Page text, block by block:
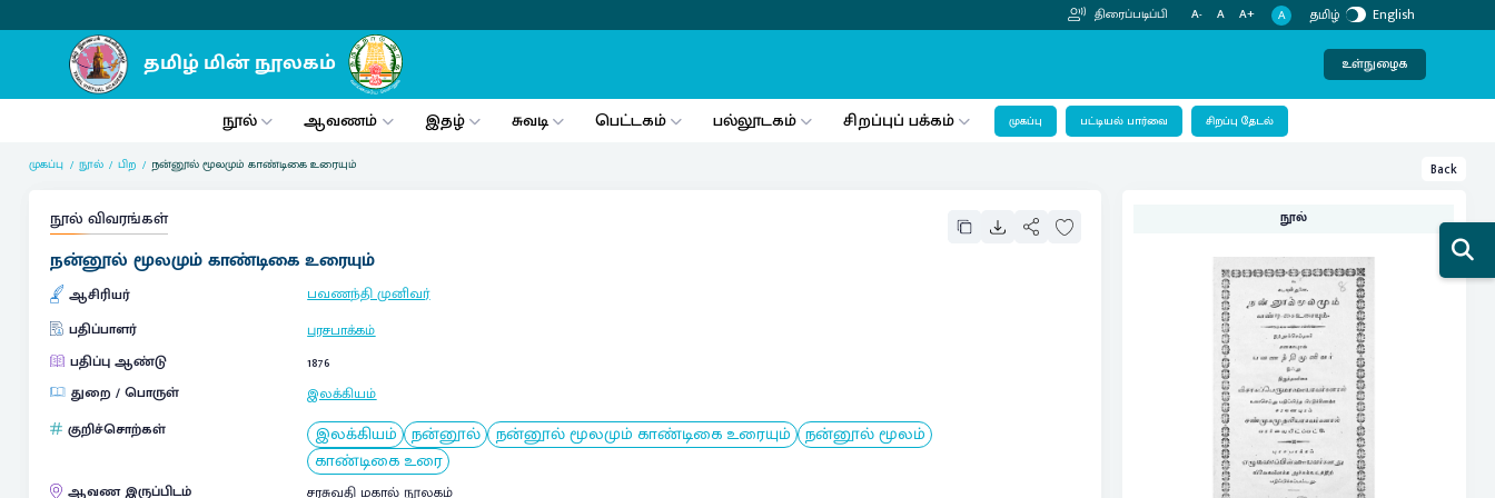
திரைப்படிப்பி A- A A+ A தமிழ் English
உள்நுழைக
நூல் ஆவணம் இதழ் சுவடி பெட்டகம் பல்லூடகம் சிறப்புப் பக்கம் முகப்பு பட்டியல் பார்வை சிறப்பு தேடல்
முகப்பு நூல் பிற நன்னூல் மூலமும் காண்டிகை உரையும் Back
நூல் விவரங்கள்
நன்னூல் மூலமும் காண்டிகை உரையும்
ஆசிரியர்
பவணந்தி முனிவர்
பதிப்பாளர்
புரசபாக்கம்
பதிப்பு ஆண்டு
1876
துறை / பொருள்
இலக்கியம்
குறிச்சொற்கள்
இலக்கியம் நன்னூல் நன்னூல் மூலமும் காண்டிகை உரையும் நன்னூல் மூலம்
காண்டிகை உரை
ஆவண இருப்பிடம் சரசுவதி மகால் நூலகம்
நூல்